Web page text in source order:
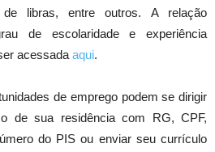
de libras, entre outros. A relação
de escolaridade e experiência
acessada aqui.
de emprego podem se dirigir
de sua residência com RG, CPF,
do PIS ou enviar seu currículo